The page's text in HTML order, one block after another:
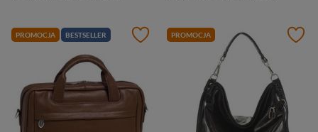
PROMOCJA BESTSELLER PROMOCJA